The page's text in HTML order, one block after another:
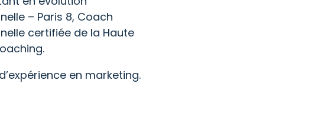
– Paris 8, Coach
certifiée de la Haute
en marketing.